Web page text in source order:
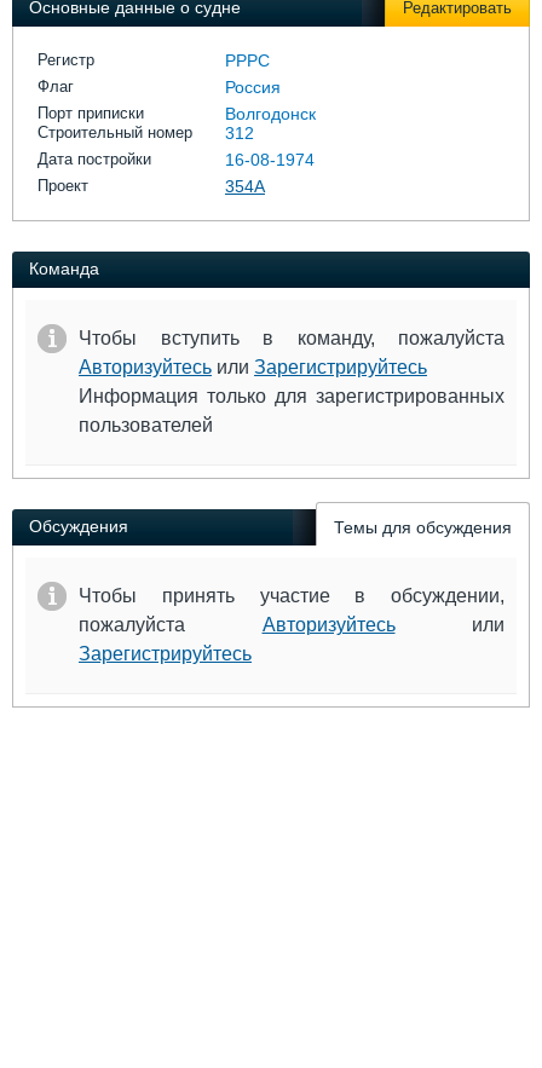
Личности
Словарь
Форум
Основные данные о судне Редактировать
Регистр РРРС
Флаг Россия
Порт приписки Волгодонск
Строительный номер 312
Дата постройки 16-08-1974
Проект 354А
Команда
Чтобы вступить в команду, пожалуйста
Авторизуйтесь или Зарегистрируйтесь
Информация только для зарегистрированных
пользователей
Обсуждения Темы для обсуждения
Чтобы принять участие в обсуждении,
пожалуйста Авторизуйтесьили
Зарегистрируйтесь